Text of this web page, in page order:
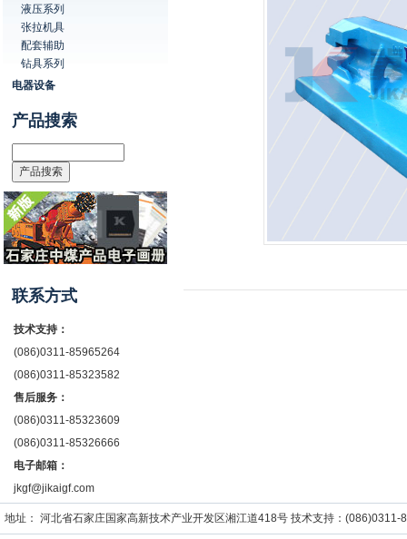
液压系列
张拉机具
配套辅助
钻具系列
电器设备
产品搜索
联系方式
技术支持：
(086)0311-85965264
(086)0311-85323582
售后服务：
(086)0311-85323609
(086)0311-85326666
电子邮箱：
jkgf@jikaigf.com
地址： 河北省石家庄国家高新技术产业开发区湘江道418号 技术支持：